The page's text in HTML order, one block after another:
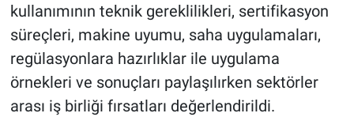
kullanımının teknik gereklilikleri, sertifikasyon
süreçleri, makine uyumu, saha uygulamaları,
regülasyonlara hazırlıklar ile uygulama
örnekleri ve sonuçları paylaşılırken sektörler
arası iş birliği fırsatları değerlendirildi.